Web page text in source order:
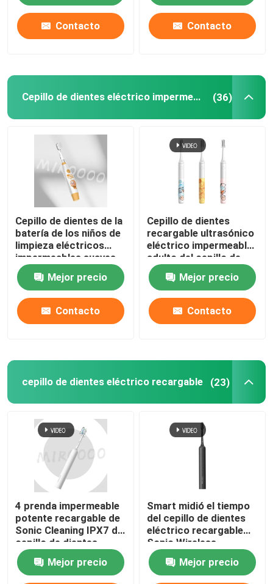
Contacto Contacto
Cepillo de dientes eléctrico impermeable (36)
Cepillo de dientes de la
batería de los niños de
limpieza eléctricos
impermeables suaves
del cepillo de dientes
IPX7
Mejor precio
Contacto
Cepillo de dientes
recargable ultrasónico
eléctrico impermeable
adulto del cepillo de
dientes IPX7
Mejor precio
Contacto
cepillo de dientes eléctrico recargable (23)
4 prenda impermeable
potente recargable de
Sonic Cleaning IPX7 del
cepillo de dientes
eléctrico de los modos
Mejor precio
Smart midió el tiempo
del cepillo de dientes
eléctrico recargable
Sonic Wireless
Charging Waterproof
Mejor precio